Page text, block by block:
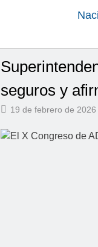
seguros y
19 de febrero de 2026